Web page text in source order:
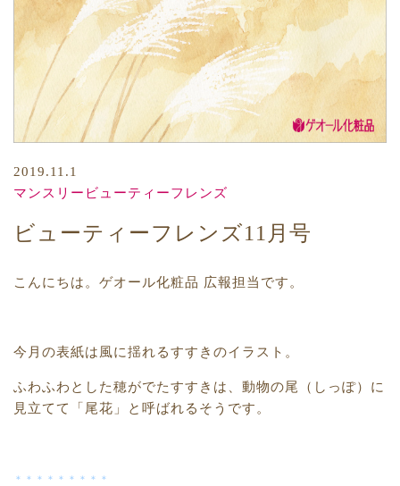
2019.11.1
マンスリービューティーフレンズ
ビューティーフレンズ11月号
こんにちは。ゲオール化粧品 広報担当です。
今月の表紙は風に揺れるすすきのイラスト。
ふわふわとした穂がでたすすきは、動物の尾（しっぽ）に
見立てて「尾花」と呼ばれるそうです。
＊＊＊＊＊＊＊＊＊